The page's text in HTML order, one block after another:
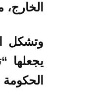
الخارج، ما
يجعلها